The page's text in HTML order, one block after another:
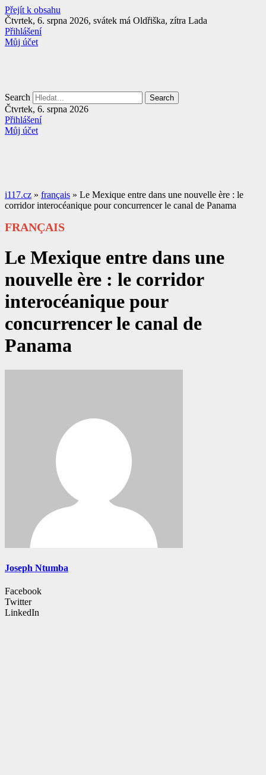
Přejít k obsahu
Čtvrtek, 6. srpna 2026, svátek má Oldřiška, zítra Lada
Přihlášení
Můj účet
Search Search
Čtvrtek, 6. srpna 2026
Přihlášení
Můj účet
i117.cz » français » Le Mexique entre dans une nouvelle ère : le
corridor interocéanique pour concurrencer le canal de Panama
FRANÇAIS
Le Mexique entre dans une
nouvelle ère : le corridor
interocéanique pour
concurrencer le canal de
Panama
Joseph Ntumba
Facebook
Twitter
LinkedIn